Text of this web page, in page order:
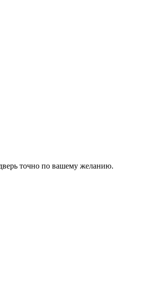
точно по вашему желанию.